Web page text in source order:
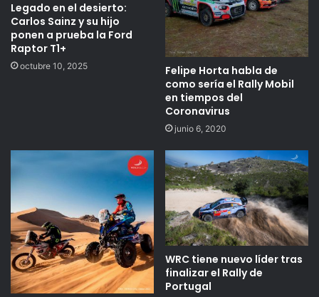
Legado en el desierto:
Carlos Sainz y su hijo
ponen a prueba la Ford
Raptor T1+
octubre 10, 2025
Felipe Horta habla de
como sería el Rally Mobil
en tiempos del
Coronavirus
junio 6, 2020
WRC tiene nuevo líder tras
finalizar el Rally de
Portugal